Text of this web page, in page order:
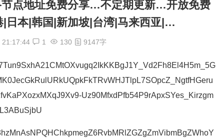
节点地址免费分享…不定期更新…开放免费
|日本|韩国|新加坡|台湾|马来西亚|…
21:17:44 1 130 9147字
Uz90MfxdPfb54P9rApxSYes_Kirzgm